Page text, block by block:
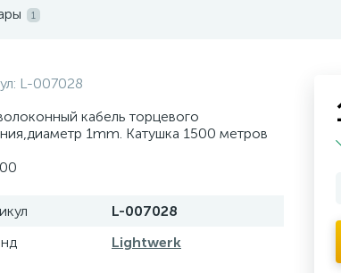
1
L-007028
кабель торцевого
1mm. Катушка 1500 метров
L-007028
Lightwerk